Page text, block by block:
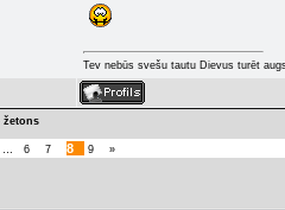
Tev nebūs svešu tautu Dievus turēt
žetons
… 6 7 8 9 »